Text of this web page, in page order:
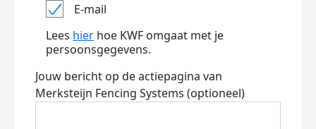
E-mail
Lees hier hoe KWF omgaat met je
persoonsgegevens.
Jouw bericht op de actiepagina van
Merksteijn Fencing Systems (optioneel)